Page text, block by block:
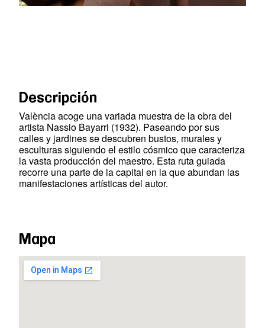
Descripción
València acoge una variada muestra de la obra del
artista Nassio Bayarri (1932). Paseando por sus
calles y jardines se descubren bustos, murales y
esculturas siguiendo el estilo cósmico que caracteriza
la vasta producción del maestro. Esta ruta guiada
recorre una parte de la capital en la que abundan las
manifestaciones artísticas del autor.
Mapa